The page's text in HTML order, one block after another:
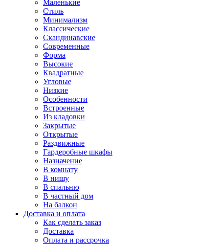
Маленькие
Стиль
Минимализм
Классические
Скандинавские
Современные
Форма
Высокие
Квадратные
Угловые
Низкие
Особенности
Встроенные
Из кладовки
Закрытые
Открытые
Раздвижные
Гардеробные шкафы
Назначение
В комнату
В нишу
В спальню
В частный дом
На балкон
Доставка и оплата
Как сделать заказ
Доставка
Оплата и рассрочка